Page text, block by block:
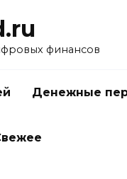
финансов
Денежные